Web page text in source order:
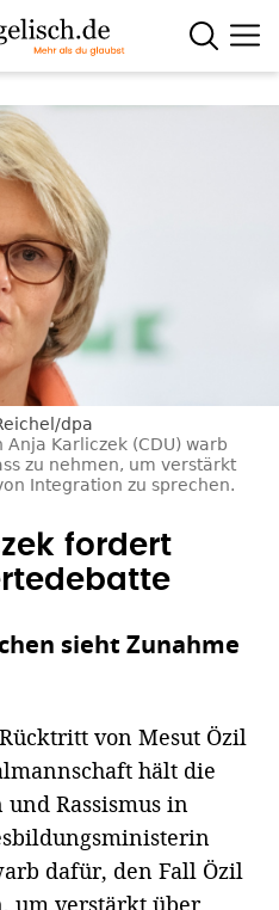
dpa
Karliczek (CDU) warb
zu nehmen, um verstärkt
Integration zu sprechen.
fordert
sieht Zunahme
von Mesut Özil
hält die
Rassismus in
dafür, den Fall Özil
um verstärkt über